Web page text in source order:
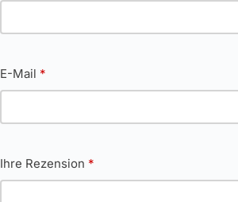
E-Mail *
Ihre Rezension *